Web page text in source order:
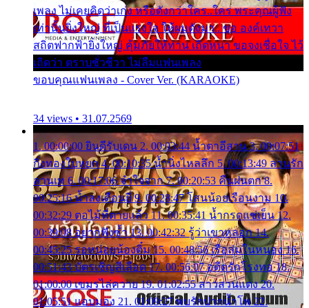
เพลง ไม่เคยคิดว่าเก่ง หรือดังกว่าใคร..ใคร พระคุณผู้ฟัง
เท่านั้นยิ่งใหญ่ ที่เป็นแรงใจ ให้ผมดังมา.. ขอ องค์เทวา
สถิตฟากฟ้ายิ่งใหญ่ คุ้มภัยให้ท่าน เถิดหนา ขอจงเชื่อใจ ไว้
เถิดว่า ตราบชั่วชีวา ไม่ลืมแฟนเพลง
ขอบคุณแฟนเพลง - Cover Ver. (KARAOKE)
34 views • 31.07.2569
1. 00:00:00 ยินดีรับเดน 2. 00:03:44 น้ำตาอีสาน 3. 00:07:51
กิ่งทองใบหยก 4. 00:10:35 น้ำนิ่งไหลลึก 5. 00:13:49 ลานรัก
ลานเท 6. 00:17:06 จำใจจาก 7. 00:20:53 คืนฝนตก 8.
00:25:16 น้ำลงเดือนยี่ 9. 00:28:47 โสนน้อยเรือนงาม 10.
00:32:29 ตอไม้ที่ตายแล้ว 11. 00:35:41 น้ำกรดแช่เย็น 12.
00:39:08 อยากฟังซ้ำ 13. 00:42:32 รู้ว่าเขาหลอก 14.
00:45:25 รอหน่อยน้องติ๋ม 15. 00:48:56 เรือล่มในหนอง 16.
00:51:43 บัตรเชิญสีเลือด 17. 00:56:07 อดีตรักโรงทอ 18.
01:00:00 เขมรไล่ควาย 19. 01:02:55 สาวสวนแตง 20.
01:05:51 แอบมอง 21. 01:09:27 พบรักปากน้ำโพ 22.